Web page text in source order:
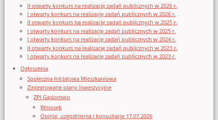
II otwarty konkurs na realizację zadań publicznych w 2026 r.
I otwarty konkurs na realizację zadań publicznych w 2026 r.
II otwarty konkurs na realizację zadań publicznych w 2025 r.
I otwarty konkurs na realizację zadań publicznych w 2025 r.
I otwarty konkurs na realizację zadań publicznych w 2024 r.
II otwarty konkurs na realizację zadań publicznych w 2023 r.
I otwarty konkurs na realizację zadań publicznych w 2023 r.
Ogłoszenia
Społeczna Inicjatywa Mieszkaniowa
Zintegrowane plany inwestycyjne
ZPI Gąsiorowo
Wniosek
Opinie, uzgodnienia i konsultacje 17.07.2026